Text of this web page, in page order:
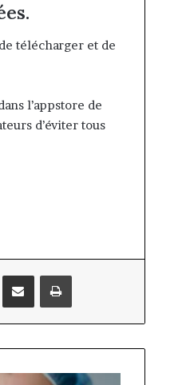
télécharger et de
l’appstore de
d’éviter tous
Partager par email Imprimer